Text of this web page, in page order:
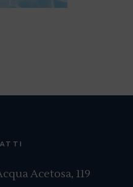
Acetosa, 119